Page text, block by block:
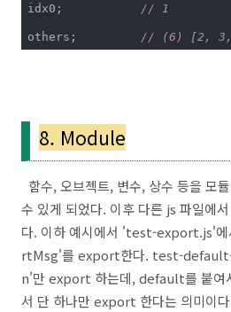
// 1
// (6) [2,
8. Module
함수, 오브젝트, 변수, 상수 등을 모
수 있게 되었다. 이후 다른 js 파일에
다. 이하 예시에서 'test-export.js'
rtMsg'를 export한다. test-
n'만 export 하는데, default를 붙여
서 단 하나만 export 한다는 의미이